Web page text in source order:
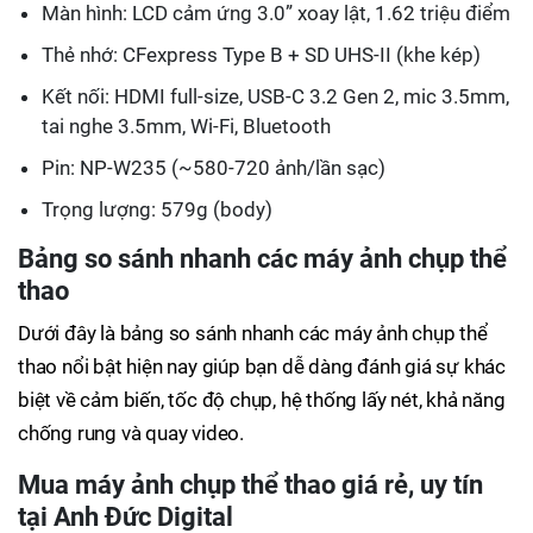
Màn hình: LCD cảm ứng 3.0” xoay lật, 1.62 triệu điểm
Thẻ nhớ: CFexpress Type B + SD UHS-II (khe kép)
Kết nối: HDMI full-size, USB-C 3.2 Gen 2, mic 3.5mm,
tai nghe 3.5mm, Wi-Fi, Bluetooth
Pin: NP-W235 (~580-720 ảnh/lần sạc)
Trọng lượng: 579g (body)
Bảng so sánh nhanh các máy ảnh chụp thể
thao
Dưới đây là bảng so sánh nhanh các máy ảnh chụp thể
thao nổi bật hiện nay giúp bạn dễ dàng đánh giá sự khác
biệt về cảm biến, tốc độ chụp, hệ thống lấy nét, khả năng
chống rung và quay video.
Mua máy ảnh chụp thể thao giá rẻ, uy tín
tại Anh Đức Digital